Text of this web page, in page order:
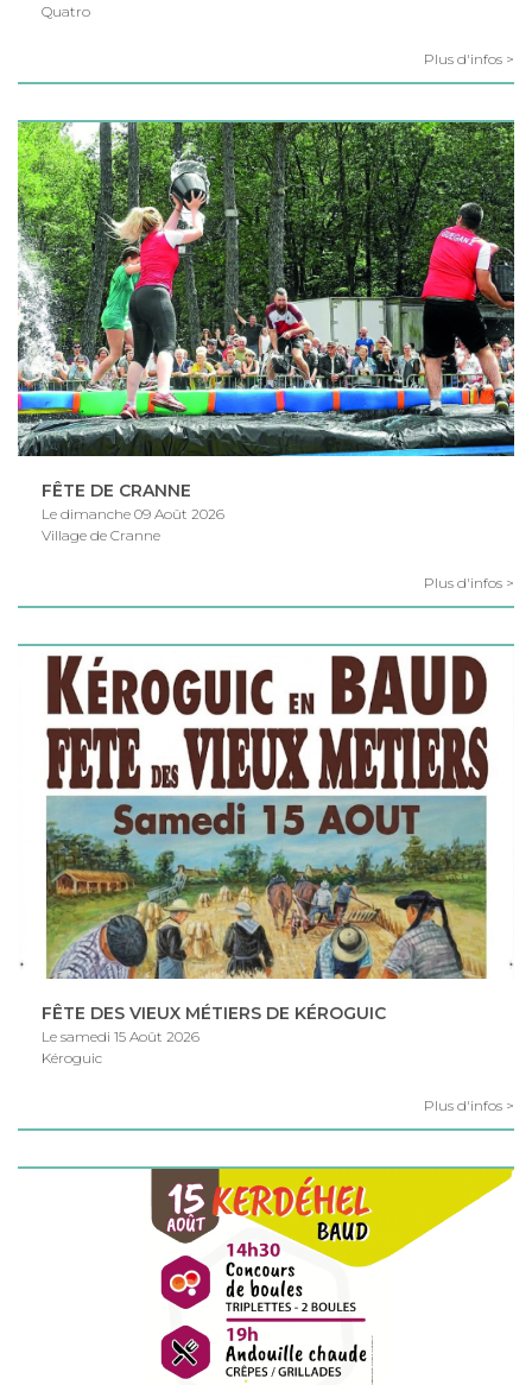
Quatro
Plus d'infos >
FÊTE DE CRANNE
Le dimanche 09 Août 2026
Village de Cranne
Plus d'infos >
FÊTE DES VIEUX MÉTIERS DE KÉROGUIC
Le samedi 15 Août 2026
Kéroguic
Plus d'infos >